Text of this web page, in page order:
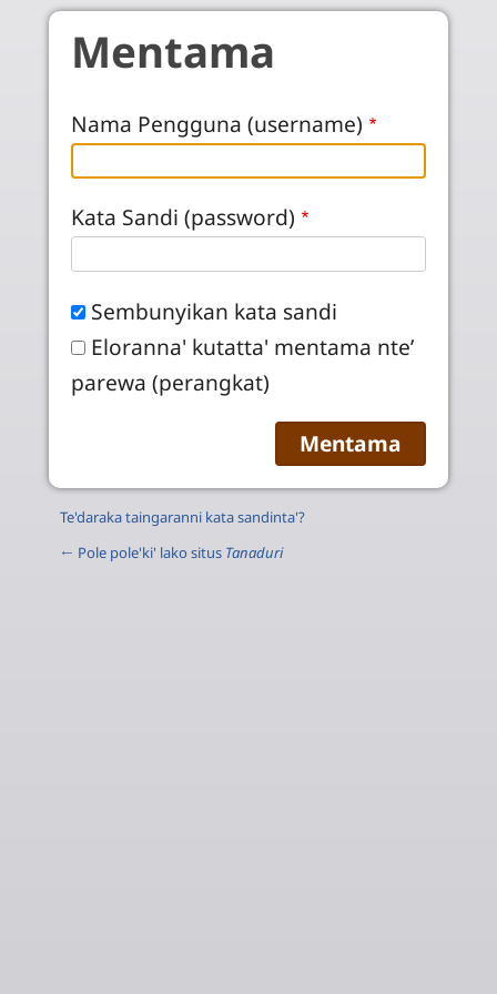
Skip to main content
Mentama
Nama Pengguna (username)
Kata Sandi (password)
Sembunyikan kata sandi
Eloranna' kutatta' mentama nte’
parewa (perangkat)
Te'daraka taingaranni kata sandinta'?
← Pole pole'ki' lako situs Tanaduri